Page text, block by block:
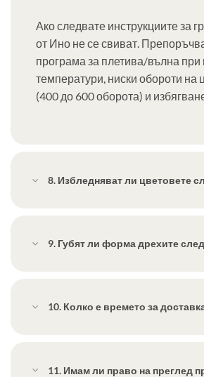
Ако следвате инструкциите за
от Ино не се свиват.
програма за плетива/вълна при
температури, ниски обороти на
(400 до 600 оборота) и
8. Избледняват ли цветовете
9. Губят ли форма дрехите
10. Колко е времето за
11. Имам ли право на преглед